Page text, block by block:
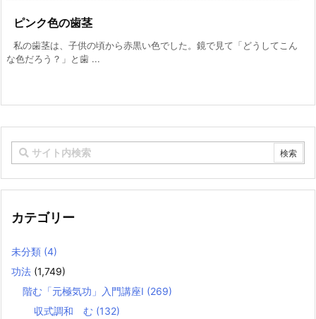
ピンク色の歯茎
私の歯茎は、子供の頃から赤黒い色でした。鏡で見て「どうしてこん
な色だろう？」と歯 ...
カテゴリー
未分類 (4)
功法 (1,749)
階む「元極気功」入門講座Ⅰ (269)
収式調和 む (132)